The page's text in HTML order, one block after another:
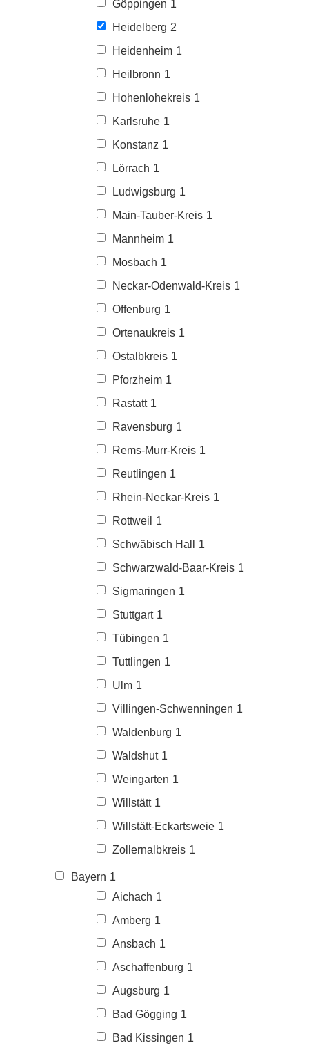
Göppingen 1
Heidelberg 2
Heidenheim 1
Heilbronn 1
Hohenlohekreis 1
Karlsruhe 1
Konstanz 1
Lörrach 1
Ludwigsburg 1
Main-Tauber-Kreis 1
Mannheim 1
Mosbach 1
Neckar-Odenwald-Kreis 1
Offenburg 1
Ortenaukreis 1
Ostalbkreis 1
Pforzheim 1
Rastatt 1
Ravensburg 1
Rems-Murr-Kreis 1
Reutlingen 1
Rhein-Neckar-Kreis 1
Rottweil
1
Schwäbisch Hall
1
Schwarzwald-Baar-Kreis 1
Sigmaringen 1
Stuttgart 1
Tübingen 1
Tuttlingen 1
Ulm 1
Villingen-Schwenningen 1
Waldenburg 1
Waldshut 1
Weingarten 1
Willstätt 1
Willstätt-Eckartsweie 1
Zollernalbkreis 1
Bayern 1
Aichach 1
Amberg 1
Ansbach 1
Aschaffenburg 1
Augsburg 1
Bad Gögging 1
Bad Kissingen 1